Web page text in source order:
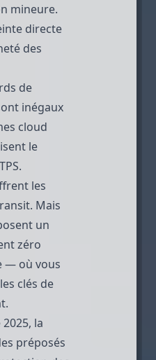
mineure.
directe
des
de
inégaux
cloud
le
les
Mais
un
zéro
— où vous
clés de
la
préposés